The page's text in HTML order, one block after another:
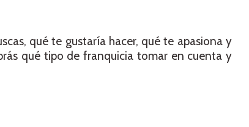
qué te gustaría hacer, qué te apasiona y
qué tipo de franquicia tomar en cuenta y